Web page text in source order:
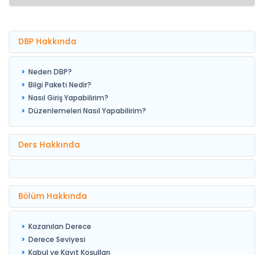
DBP Hakkında
Neden DBP?
Bilgi Paketi Nedir?
Nasıl Giriş Yapabilirim?
Düzenlemeleri Nasıl Yapabilirim?
Ders Hakkında
Bölüm Hakkında
Kazanılan Derece
Derece Seviyesi
Kabul ve Kayıt Koşulları